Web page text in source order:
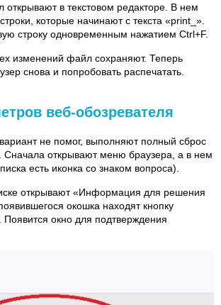
в текстовом редакторе. В нем
которые начинают с текста «print_».
строку одновременным нажатием Ctrl+F.
изменений файл сохраняют. Теперь
снова и попробовать распечатать.
веб-обозревателя
не помог, выполняют полный сброс
Сначала открывают меню браузера, а в нем
есть иконка со знаком вопроса).
открывают «Информация для решения
окошка находят кнопку
Появится окно для подтверждения